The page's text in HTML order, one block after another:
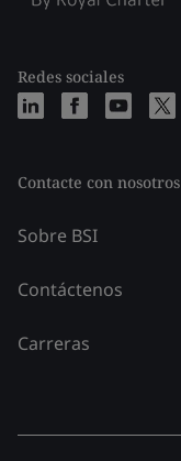
Redes sociales
Contacte con nosotros
Sobre BSI
Contáctenos
Carreras